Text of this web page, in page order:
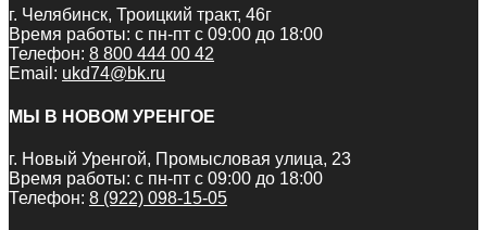
г. Челябинск, Троицкий тракт, 46г
Время работы: с пн-пт с 09:00 до 18:00
Телефон: 8 800 444 00 42
Email: ukd74@bk.ru
МЫ В НОВОМ УРЕНГОЕ
г. Новый Уренгой, Промысловая улица, 23
Время работы: с пн-пт с 09:00 до 18:00
Телефон: 8 (922) 098-15-05